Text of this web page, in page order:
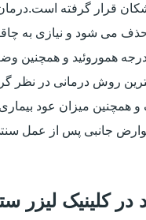
قرار گرفته
می شود و نیازی به
درجه هموروئید و
روش درمانی در
میزان عود بیماری
جانبی پس از عمل
در کلینیک لیزر